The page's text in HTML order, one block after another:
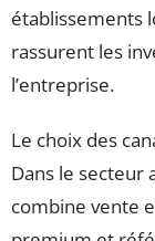
établissements
rassurent les
l’entreprise.
Le choix des
Dans le secteur
combine vente